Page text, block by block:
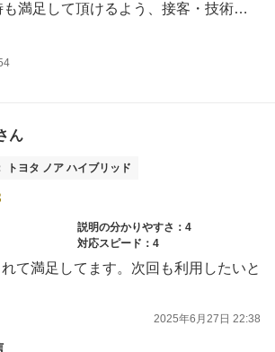
・技術の向上を目指して参ります。またご相談事等あれば、お気軽にお電話・ご来店くださいませ。
施頂きありがとうございました。
ん
トヨタ ノア ハイブリッド
説明の分かりやすさ：4
対応スピード：4
て満足してます。次回も利用したいと
2025年6月27日 22:38